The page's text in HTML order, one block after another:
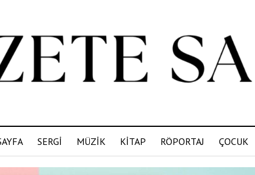
SERGİ MÜZİK KİTAP RÖPORTAJ ÇOCUK